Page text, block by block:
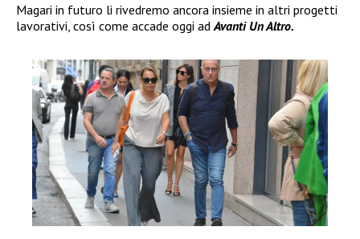
Magari in futuro li rivedremo ancora insieme in altri progetti
lavorativi, così come accade oggi ad Avanti Un Altro.